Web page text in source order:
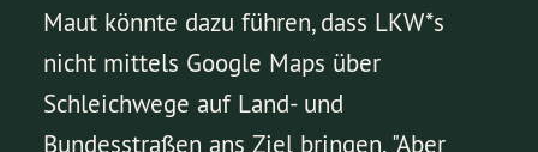
Maut könnte dazu führen, dass LKW*s
nicht mittels Google Maps über
Schleichwege auf Land- und
Bundesstraßen ans Ziel bringen. "Aber